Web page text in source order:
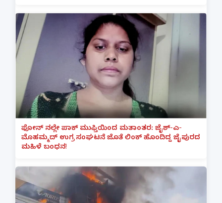
ಫೋನ್ ನಲ್ಲೇ ಪಾಕ್ ಮುಫ್ತಿಯಿಂದ ಮತಾಂತರ: ಜೈಶ್-ಎ-
ಮೊಹಮ್ಮದ್ ಉಗ್ರ ಸಂಘಟನೆ ಜೊತೆ ಲಿಂಕ್ ಹೊಂದಿದ್ದ ಜೈಪುರದ
ಮಹಿಳೆ ಬಂಧನ!